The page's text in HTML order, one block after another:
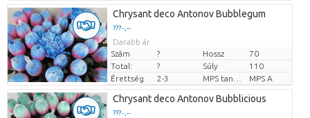
Chrysant deco Antonov Bubblegum
??? -,--
Darabb ár
Szám
? Hossz
70
Total:
? Súly
110
Érettség
2-3 MPS A
Chrysant deco Antonov Bubblicious
??? -,--